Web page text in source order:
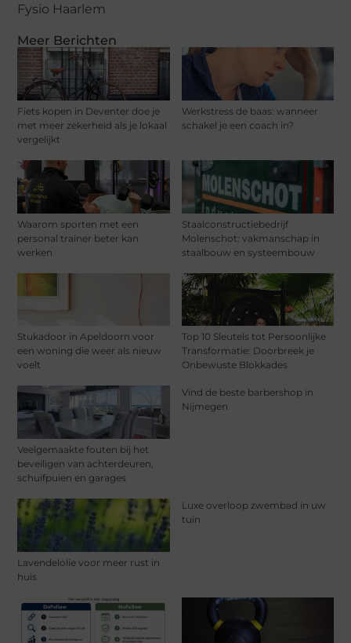
Meer Berichten
Fiets kopen in Deventer doe je
met meer zekerheid als je lokaal
vergelijkt
Werkstress de baas: wanneer
schakel je een coach in?
Waarom sporten met een
personal trainer beter kan
werken
Staalconstructiebedrijf
Molenschot: vakmanschap in
staalbouw en systeembouw
Stukadoor in Apeldoorn voor
een woning die weer als nieuw
voelt
Top 10 Sleutels tot Persoonlijke
Transformatie: Doorbreek je
Onbewuste Blokkades
Veelgemaakte fouten bij het
beveiligen van achterdeuren,
schuifpuien en garages
Vind de beste barbershop in
Nijmegen
Lavendelolie voor meer rust in
huis
Luxe overloop zwembad in uw
tuin
Fysio Haarlem